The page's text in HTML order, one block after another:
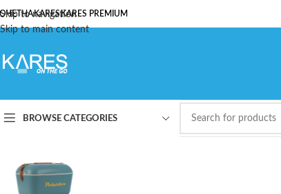
Skip to navigation
Skip to main content
KARESKARES PREMIUM
BROWSE CATEGORIES